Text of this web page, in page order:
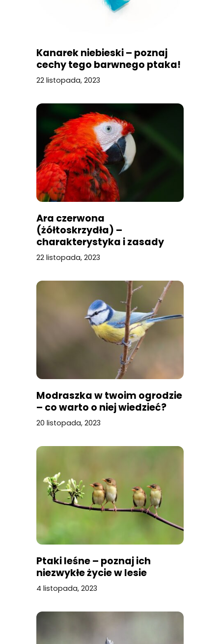
Kanarek niebieski – poznaj
cechy tego barwnego ptaka!
22 listopada, 2023
Ara czerwona
(żółtoskrzydła) –
charakterystyka i zasady
pielęgnacji
22 listopada, 2023
Modraszka w twoim ogrodzie
– co warto o niej wiedzieć?
20 listopada, 2023
Ptaki leśne – poznaj ich
niezwykłe życie w lesie
4 listopada, 2023